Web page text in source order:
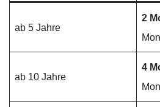
ab 5 Jahre
2
ab 10 Jahre
4